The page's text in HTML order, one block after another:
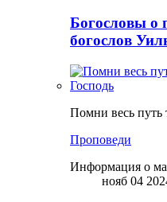
Богословы о
богослов
Помни весь путь
Проповеди
Информация о
нояб 04